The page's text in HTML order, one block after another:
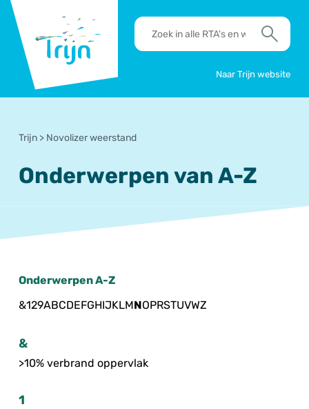
Trijn
RTA's
en
Zoek
Naar Trijn website
Trijn > Novolizer weerstand
Onderwerpen van A-Z
Onderwerpen A-Z
&129ABCDEFGHIJKLMNOPRSTUVWZ
&
>10% verbrand oppervlak
1